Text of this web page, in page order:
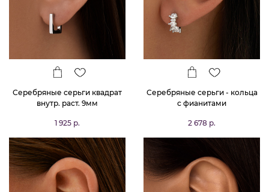
Серебряные серьги квадрат
внутр. раст. 9мм
1 925 р.
Серебряные серьги - кольца
с фианитами
2 678 р.